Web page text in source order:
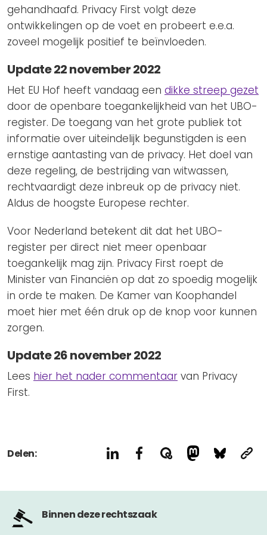
gehandhaafd. Privacy First volgt deze
ontwikkelingen op de voet en probeert e.e.a.
zoveel mogelijk positief te beïnvloeden.
Update 22 november 2022
Het EU Hof heeft vandaag een dikke streep gezet
door de openbare toegankelijkheid van het UBO-
register. De toegang van het grote publiek tot
informatie over uiteindelijk begunstigden is een
ernstige aantasting van de privacy. Het doel van
deze regeling, de bestrijding van witwassen,
rechtvaardigt deze inbreuk op de privacy niet.
Aldus de hoogste Europese rechter.
Voor Nederland betekent dit dat het UBO-
register per direct niet meer openbaar
toegankelijk mag zijn. Privacy First roept de
Minister van Financiën op dat zo spoedig mogelijk
in orde te maken. De Kamer van Koophandel
moet hier met één druk op de knop voor kunnen
zorgen.
Update 26 november 2022
Lees hier het nader commentaar van Privacy
First.
Delen:
Binnen deze rechtszaak